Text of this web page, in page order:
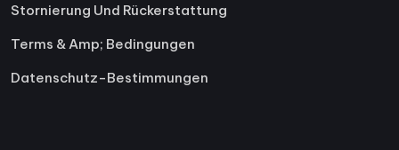
Stornierung Und Rückerstattung
Terms & Amp; Bedingungen
Datenschutz-Bestimmungen